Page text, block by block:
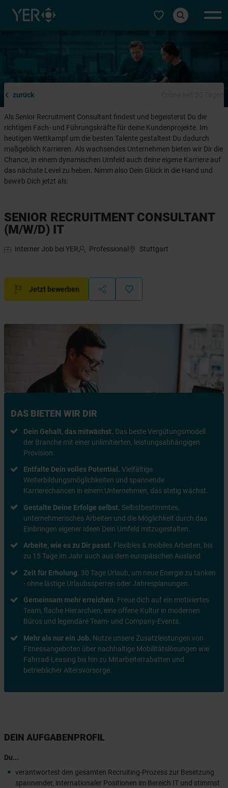
Typ auswählen
zurück
Als Senior Recruitment Consultant findest und begeisterst Du die
richtigen Fach- und Führungskräfte für deine Kundenprojekte. Im
heutigen Wettkampf um die besten Talente gestaltest Du dadurch
maßgeblich Karrieren. Als wachsendes Unternehmen bieten wir Dir die
Chance, in einem dynamischen Umfeld auch deine eigene Karriere auf
das nächste Level zu heben. Nimm also Dein Glück in die Hand und
bewirb Dich jetzt als:
SENIOR RECRUITMENT CONSULTANT
(M/W/D) IT
Interner Job bei YER Professional Stuttgart
Jetzt bewerben
DAS BIETEN WIR DIR
Dein Gehalt, das mitwächst. Das beste Vergütungsmodell
der Branche mit einer unlimitierten, leistungsabhängigen
Provision.
Entfalte Dein volles Potential. Vielfältige
Weiterbildungsmöglichkeiten und spannende
Karrierechancen in einem Unternehmen, das stetig wächst.
Gestalte Deine Erfolge selbst. Selbstbestimmtes,
unternehmerisches Arbeiten und die Möglichkeit durch das
Einbringen eigener Ideen Dein Umfeld mitzugestalten.
Arbeite, wie es zu Dir passt. Flexibles & mobiles Arbeiten, bis
zu 15 Tage im Jahr auch aus dem europäischen Ausland.
Zeit für Erholung. 30 Tage Urlaub, um neue Energie zu tanken
- ohne lästige Urlaubssperren oder Jahresplanungen.
Gemeinsam mehr erreichen. Freue dich auf ein motiviertes
Team, flache Hierarchien, eine offene Kultur in modernen
Büros und legendäre Team- und Company-Events.
Mehr als nur ein Job. Nutze unsere Zusatzleistungen von
Fitnessangeboten über nachhaltige Mobilitätslösungen wie
Fahrrad-Leasing bis hin zu Mitarbeiterrabatten und
betrieblicher Altersvorsorge.
DEIN AUFGABENPROFIL
Du...
verantwortest den gesamten Recruiting-Prozess zur Besetzung
spannender, internationaler Positionen im Bereich IT und stimmst